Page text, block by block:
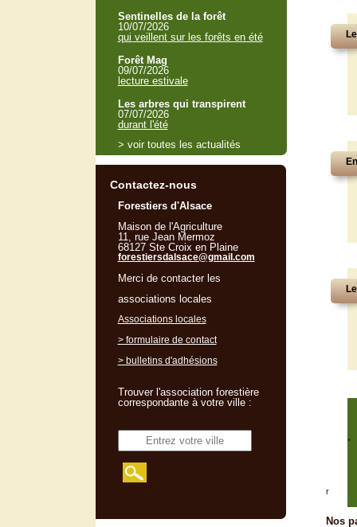
"
r
Nos
Sentinelles de la forêt
10/07/2026
qui veillent sur les forêts en été
Forêt Mag
09/07/2026
lecture estivale
Les arbres qui transpirent
07/07/2026
durant l'été
> voir toutes les actualités
Contactez-nous
Forestiers d'Alsace
Maison de l'Agriculture
11, rue Jean Mermoz
68127 Ste Croix en Plaine
forestiersdalsace@gmail.com
Merci de contacter les
associations locales
Associations locales
> formulaire de contact
> bulletins d'adhésions
Trouver l'association forestière
correspondante à votre ville :